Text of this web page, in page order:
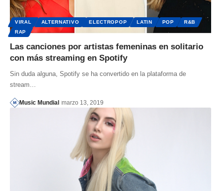
VIRAL ALTERNATIVO ELECTROPOP LATIN POP
R&B
RAP
Las canciones por artistas femeninas en solitario
con más streaming en Spotify
Sin duda alguna, Spotify se ha convertido en la plataforma de
stream…
Music Mundial marzo 13, 2019